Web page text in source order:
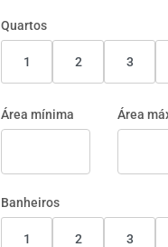
Quartos
1 2 3
Área mínima Área
Banheiros
1 2 3